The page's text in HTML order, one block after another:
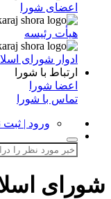
اعضای شورا
هیأت رئیسه
ادوار شورای
ارتباط با شورا
اعضا شورا
تماس با شورا
ورود | ثبت
شورای